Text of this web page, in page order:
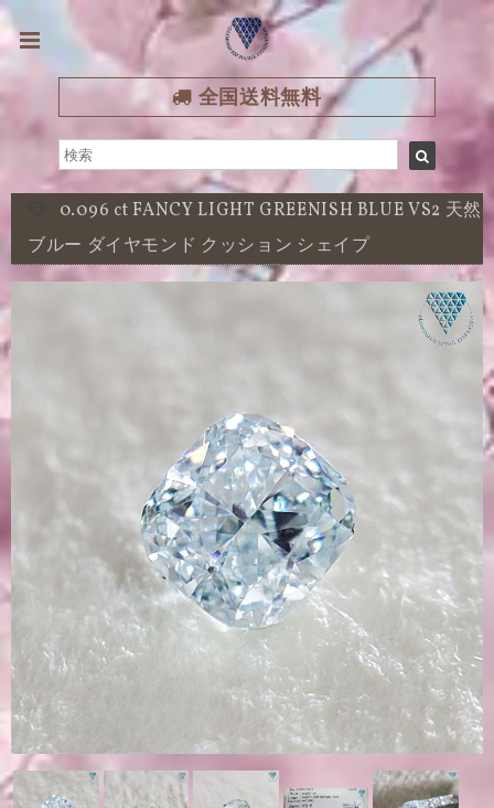
全国送料無料
0.096 ct FANCY LIGHT GREENISH BLUE VS2 天然
ブルー ダイヤモンド クッション シェイプ